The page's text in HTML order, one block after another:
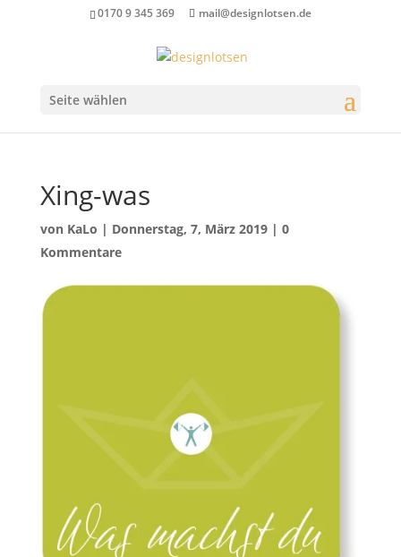
0170 9 345 369 mail@designlotsen.de
Seite wählen
Xing-was
von KaLo | Donnerstag, 7, März 2019| 0
Kommentare